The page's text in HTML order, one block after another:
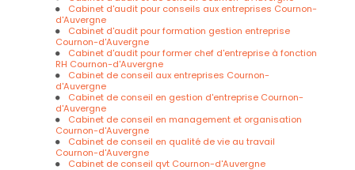
Cabinet d'audit pour conseils aux entreprises Cournon-
d'Auvergne
Cabinet d'audit pour formation gestion entreprise
Cournon-d'Auvergne
Cabinet d'audit pour former chef d'entreprise à fonction
RH Cournon-d'Auvergne
Cabinet de conseil aux entreprises Cournon-
d'Auvergne
Cabinet de conseil en gestion d'entreprise Cournon-
d'Auvergne
Cabinet de conseil en management et organisation
Cournon-d'Auvergne
Cabinet de conseil en qualité de vie au travail
Cournon-d'Auvergne
Cabinet de conseil qvt Cournon-d'Auvergne